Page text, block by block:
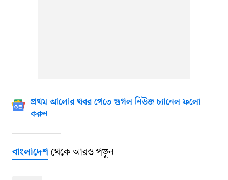
প্রথম আলোর খবর পেতে গুগল নিউজ চ্যানেল ফলো
করুন
বাংলাদেশথেকে আরও পড়ুন